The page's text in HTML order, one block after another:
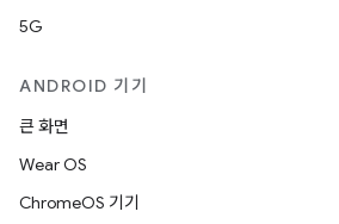
5G
ANDROID 기기
큰 화면
Wear OS
ChromeOS 기기